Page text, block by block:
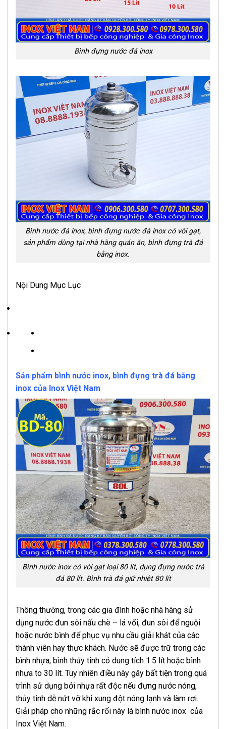
Bình đựng nước đá inox
Bình nước đá inox, bình đựng nước đá inox có vòi gạt,
sản phẩm dùng tại nhà hàng quán ăn, bình đựng trà đá
bằng inox.
Nội Dung Mục Lục
Sản phẩm bình nước inox, bình đựng trà đá bằng
inox của Inox Việt Nam
Bình nước inox có vòi gạt loại 80 lít, dụng đựng nước trà
đá 80 lít. Bình trà đá giữ nhiệt 80 lít
Thông thường, trong các gia đình hoặc nhà hàng sử
dụng nước đun sôi nấu chè – lá vối, đun sôi để nguội
hoặc nước bình để phục vụ nhu cầu giải khát của các
thành viên hay thực khách. Nước sẽ được trữ trong các
bình nhựa, bình thủy tinh có dung tích 1.5 lít hoặc bình
nhựa to 30 lít. Tuy nhiên điều này gây bất tiện trong quá
trình sử dụng bởi nhựa rất độc nếu đựng nước nóng,
thủy tinh dễ nứt vỡ khi xung đột nóng lạnh và làm rơi.
Giải pháp cho những rắc rối này là bình nước inox của
Inox Việt Nam.